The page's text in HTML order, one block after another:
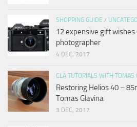
SHOPPING GUIDE /
12 expensive gift
photographer
4 DEC, 2017
CLA TUTORIALS WITH TOMAS
Restoring Helios 40 –
Tomas Glavina
3 DEC, 2017